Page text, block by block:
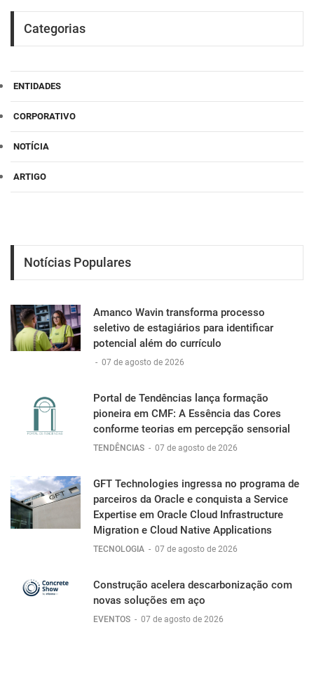
Categorias
ENTIDADES
CORPORATIVO
NOTÍCIA
ARTIGO
Notícias Populares
Amanco Wavin transforma processo
seletivo de estagiários para identificar
potencial além do currículo
- 07 de agosto de 2026
Portal de Tendências lança formação
pioneira em CMF: A Essência das Cores
conforme teorias em percepção sensorial
TENDÊNCIAS - 07 de agosto de 2026
GFT Technologies ingressa no programa de
parceiros da Oracle e conquista a Service
Expertise em Oracle Cloud Infrastructure
Migration e Cloud Native Applications
TECNOLOGIA - 07 de agosto de 2026
Construção acelera descarbonização com
novas soluções em aço
EVENTOS - 07 de agosto de 2026